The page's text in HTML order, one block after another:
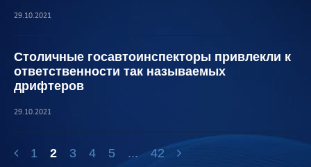
29.10.2021
Столичные госавтоинспекторы привлекли к
ответственности так называемых
дрифтеров
29.10.2021
1 2 3 4 5 ... 42